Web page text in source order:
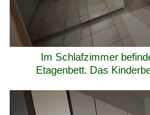
Im Schlafzimmer
Etagenbett. Das